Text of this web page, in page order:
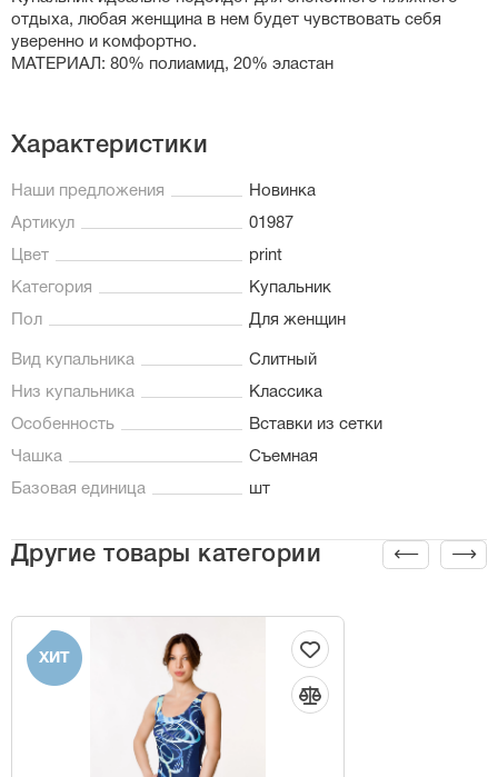
отдыха, любая женщина в нем будет чувствовать себя
уверенно и комфортно.
МАТЕРИАЛ: 80% полиамид, 20% эластан
Характеристики
Наши предложения Новинка
Артикул 01987
Цвет print
Категория Купальник
Пол Для женщин
Вид купальника Слитный
Низ купальника Классика
Особенность Вставки из сетки
Чашка Съемная
Базовая единица шт
Другие товары категории
ХИТ